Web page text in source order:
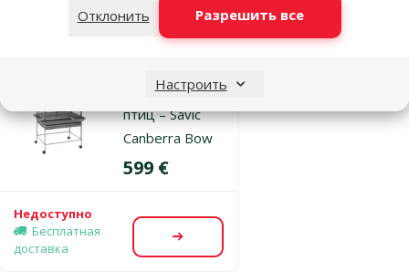
Отклонить
Разрешить все
Настроить
Вольер для
птиц – Savic
Canberra Bow
Цена
599 €
Недоступно
Бесплатная
доставка
Посмотреть